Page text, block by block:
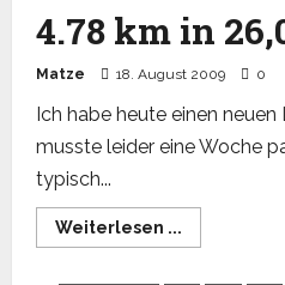
4.78 km in
Matze 18. August 2009 0
Ich habe heute einen
musste leider eine Woche
typisch...
Weiterlesen ...
more